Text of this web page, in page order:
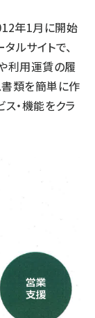
年1月に開始
ルサイトで、
利用運賃の履
類を簡単に作
・機能をクラ